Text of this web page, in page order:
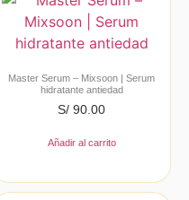
Master Serum – Mixsoon | Serum
hidratante antiedad
S/ 90.00
Añadir al carrito